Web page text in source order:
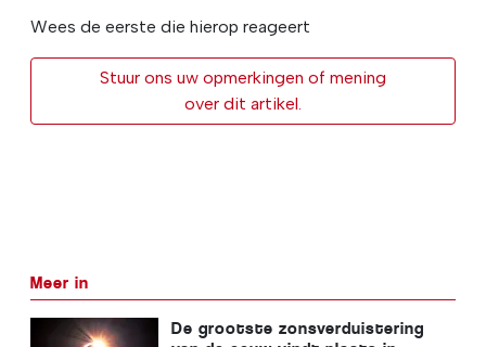
Wees de eerste die hierop reageert
Stuur ons uw opmerkingen of mening
over dit artikel.
Meer in
De grootste zonsverduistering